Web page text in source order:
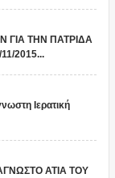
ΓΙΑ ΤΗΝ ΠΑΤΡΙΔΑ
2015...
Ιερατική
ΑΤΙΑ ΤΟΥ